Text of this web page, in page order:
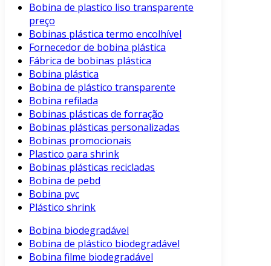
Bobina de plastico liso transparente
preço
Bobinas plástica termo encolhível
Fornecedor de bobina plástica
Fábrica de bobinas plástica
Bobina plástica
Bobina de plástico transparente
Bobina refilada
Bobinas plásticas de forração
Bobinas plásticas personalizadas
Bobinas promocionais
Plastico para shrink
Bobinas plásticas recicladas
Bobina de pebd
Bobina pvc
Plástico shrink
Bobina biodegradável
Bobina de plástico biodegradável
Bobina filme biodegradável